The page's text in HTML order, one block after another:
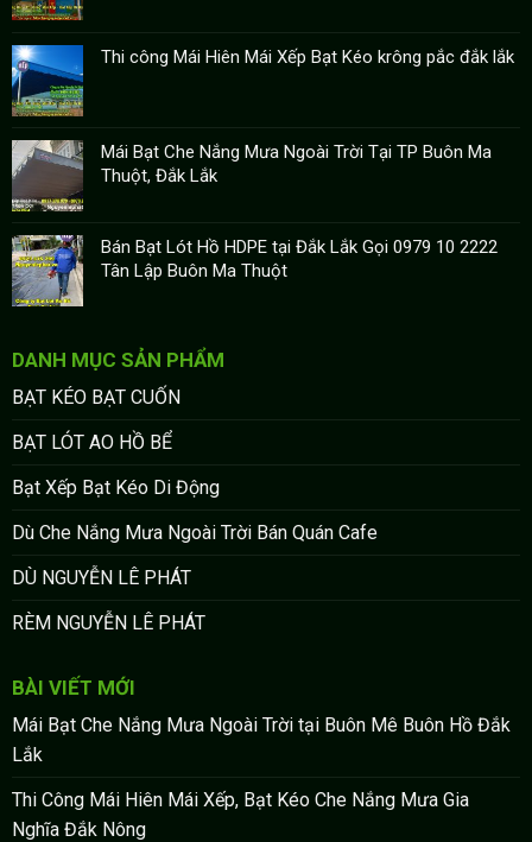
Thi công Mái Hiên Mái Xếp Bạt Kéo krông pắc đắk lắk
Mái Bạt Che Nắng Mưa Ngoài Trời Tại TP Buôn Ma
Thuột, Đắk Lắk
Bán Bạt Lót Hồ HDPE tại Đắk Lắk Gọi 0979 10 2222
Tân Lập Buôn Ma Thuột
DANH MỤC SẢN PHẨM
BẠT KÉO BẠT CUỐN
BẠT LÓT AO HỒ BỂ
Bạt Xếp Bạt Kéo Di Động
Dù Che Nắng Mưa Ngoài Trời Bán Quán Cafe
DÙ NGUYỄN LÊ PHÁT
RÈM NGUYỄN LÊ PHÁT
BÀI VIẾT MỚI
Mái Bạt Che Nắng Mưa Ngoài Trời tại Buôn Mê Buôn Hồ Đắk
Lắk
Thi Công Mái Hiên Mái Xếp, Bạt Kéo Che Nắng Mưa Gia
Nghĩa Đắk Nông